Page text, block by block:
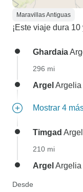
Maravillas Antiguas
¡Este viaje dura
Ghardaia
296 mi
Argel Argelia
Mostrar 4
Timgad
210 mi
Argel Argelia
Desde